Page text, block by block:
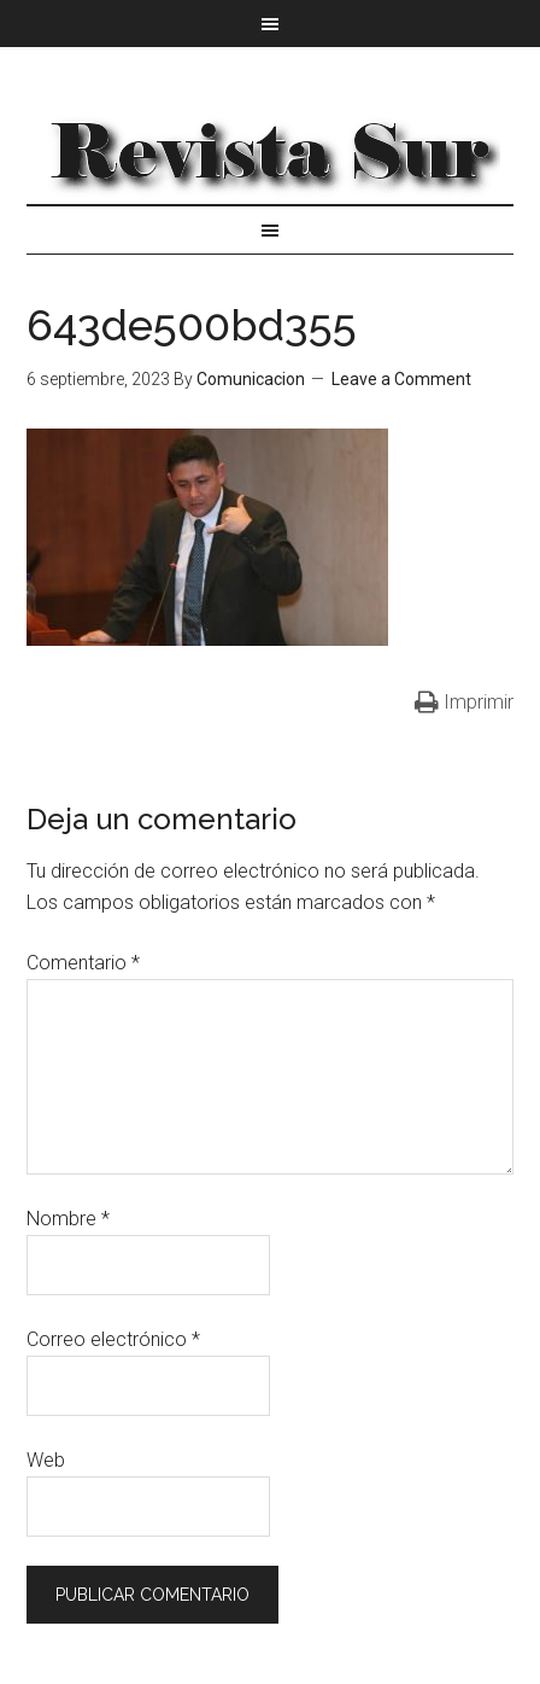
643de500bd355
6 septiembre, 2023 ByComunicacion Leave a Comment
Imprimir
Deja un comentario
Tu dirección de correo electrónico no será publicada.
Los campos obligatorios están marcados con*
Comentario*
Nombre*
Correo electrónico*
Web